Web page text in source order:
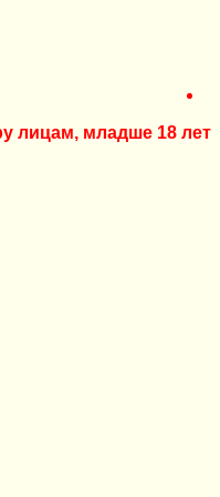
лицам, младше 18 лет